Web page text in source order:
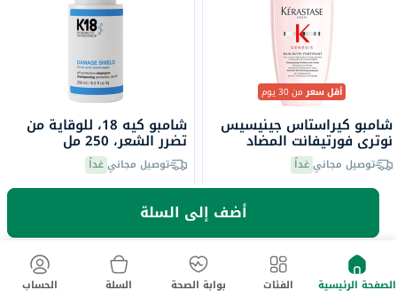
أضف إلى السلة
أقل سعرمن 30 يوم
شامبو كيراستاس جينيسيس
نوتري فورتيفانت المضاد
لتساقط الشعر، 250 مل
توصيل مجانيغداً
شامبو كيه 18، للوقاية من
تضرر الشعر، 250 مل
توصيل مجانيغداً
147.90
الصفحة الرئيسية الفئات بوابة الصحة السلة الحساب